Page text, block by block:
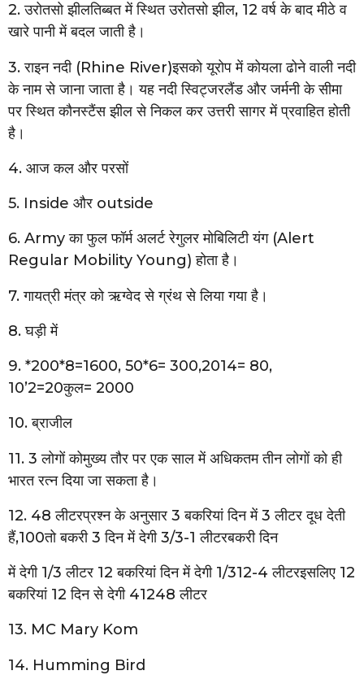
2. उरोतसो झीलतिब्बत में स्थित उरोतसो झील, 12 वर्ष के बाद मीठे व
खारे पानी में बदल जाती है।
3. राइन नदी (Rhine River)इसको यूरोप में कोयला ढोने वाली नदी
के नाम से जाना जाता है। यह नदी स्विट्जरलैंड और जर्मनी के सीमा
पर स्थित कौनस्टैंस झील से निकल कर उत्तरी सागर में प्रवाहित होती
है।
4. आज कल और परसों
5. Inside और outside
6. Army का फुल फॉर्म अलर्ट रेगुलर मोबिलिटी यंग (Alert
Regular Mobility Young) होता है।
7. गायत्री मंत्र को ऋग्वेद से ग्रंथ से लिया गया है।
8. घड़ी में
9. *200*8=1600, 50*6= 300,2014= 80,
10’2=20कुल= 2000
10. ब्राजील
11. 3 लोगों कोमुख्य तौर पर एक साल में अधिकतम तीन लोगों को ही
भारत रत्न दिया जा सकता है।
12. 48 लीटरप्रश्न के अनुसार 3 बकरियां दिन में 3 लीटर दूध देती
हैं,100तो बकरी 3 दिन में देगी 3/3-1 लीटरबकरी दिन
में देगी 1/3 लीटर 12 बकरियां दिन में देगी 1/312-4 लीटरइसलिए 12
बकरियां 12 दिन से देगी 41248 लीटर
13. MC Mary Kom
14. Humming Bird